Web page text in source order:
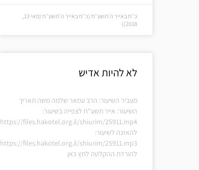
כ״ח באייר ה׳תשע״ח (כ״ח באייר ה׳תשע״ח (מאי 13,
2018))
לא להיות אדיש
מעביר השיעור: הרב עמאר שלמה משה תאריך
השיעור: אייר תשע"ח לצפייה בשיעור:
https://files.hakotel.org.il/shiurim/25911.mp4
להאזנה לשיעור:
https://files.hakotel.org.il/shiurim/25911.mp3
להורדת ההקלטה לחץ כאן